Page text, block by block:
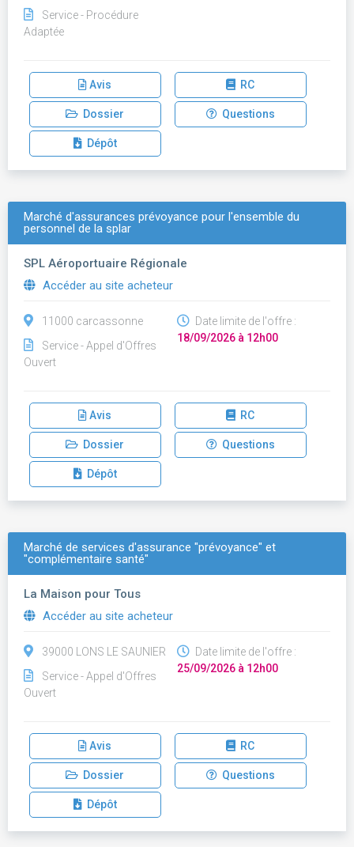
Service - Procédure
Adaptée
Avis RC
Dossier Questions
Dépôt
Marché d'assurances prévoyance pour l'ensemble du
personnel de la splar
SPL Aéroportuaire Régionale
Accéder au site acheteur
11000 carcassonne
Service - Appel d'Offres
Ouvert
Date limite de l'offre :
18/09/2026 à 12h00
Avis RC
Dossier Questions
Dépôt
Marché de services d'assurance "prévoyance" et
"complémentaire santé"
La Maison pour Tous
Accéder au site acheteur
39000 LONS LE SAUNIER
Service - Appel d'Offres
Ouvert
Date limite de l'offre :
25/09/2026 à 12h00
Avis RC
Dossier Questions
Dépôt